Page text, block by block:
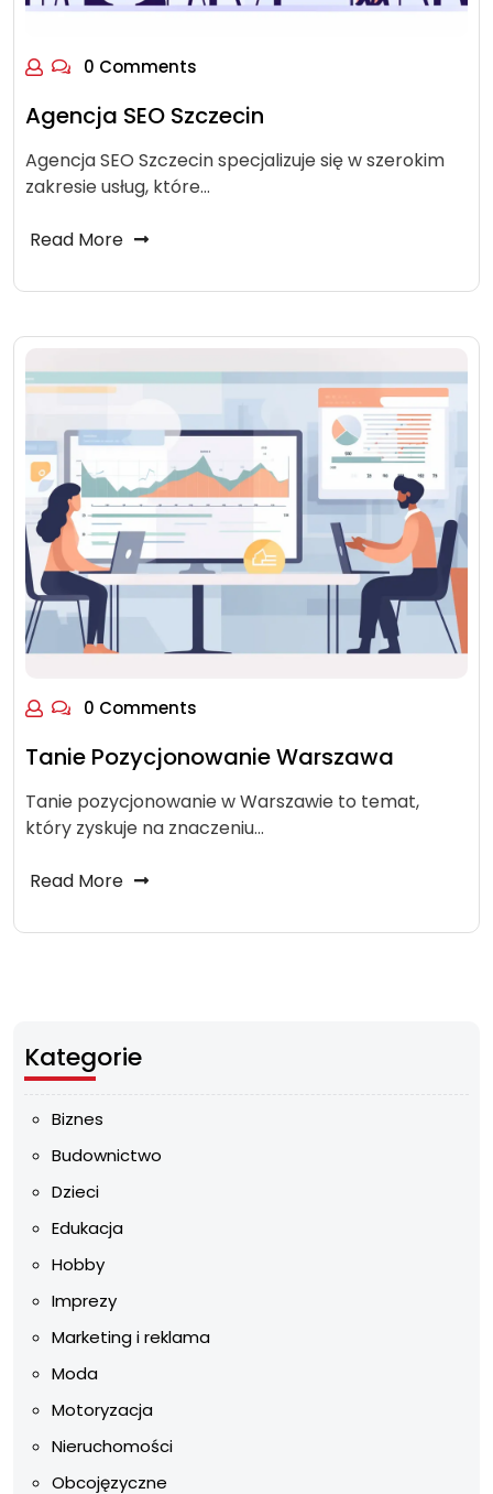
0 Comments
Agencja SEO Szczecin
Agencja SEO Szczecin specjalizuje się w szerokim
zakresie usług, które…
Read More
0 Comments
Tanie Pozycjonowanie Warszawa
Tanie pozycjonowanie w Warszawie to temat,
który zyskuje na znaczeniu…
Read More
Kategorie
Biznes
Budownictwo
Dzieci
Edukacja
Hobby
Imprezy
Marketing i reklama
Moda
Motoryzacja
Nieruchomości
Obcojęzyczne